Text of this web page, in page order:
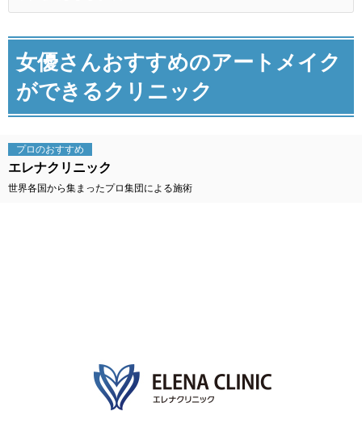
女優さんおすすめのアートメイク
ができるクリニック
プロのおすすめ
エレナクリニック
世界各国から集まったプロ集団による施術